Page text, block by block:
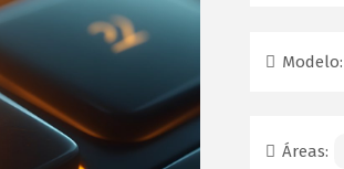
Modelo:
Áreas: